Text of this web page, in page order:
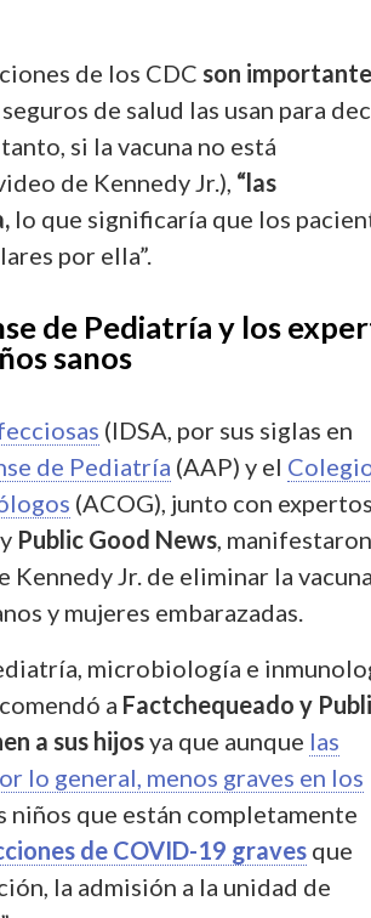
de los CDC son
de salud las usan para
si la vacuna no está
de Kennedy Jr.), “las
lo que significaría que los
por ella”.
de Pediatría y los
sanos
(IDSA, por sus siglas en
de Pediatría (AAP) y el
(ACOG), junto con expertos
y Public Good News , manifestaron
Jr. de eliminar la vacuna
y mujeres embarazadas.
microbiología e
a Factchequeado y
a sus hijosya que aunque las
lo general, menos graves en los
niños que están completamente
de COVID-19 graves que
la admisión a la unidad de